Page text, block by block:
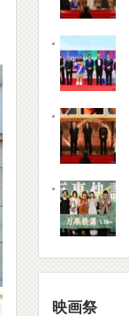
映画祭